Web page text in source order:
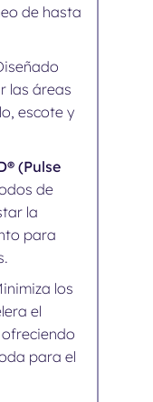
de hasta
las áreas
escote y
(Pulse
de
la
para
los
el
para el